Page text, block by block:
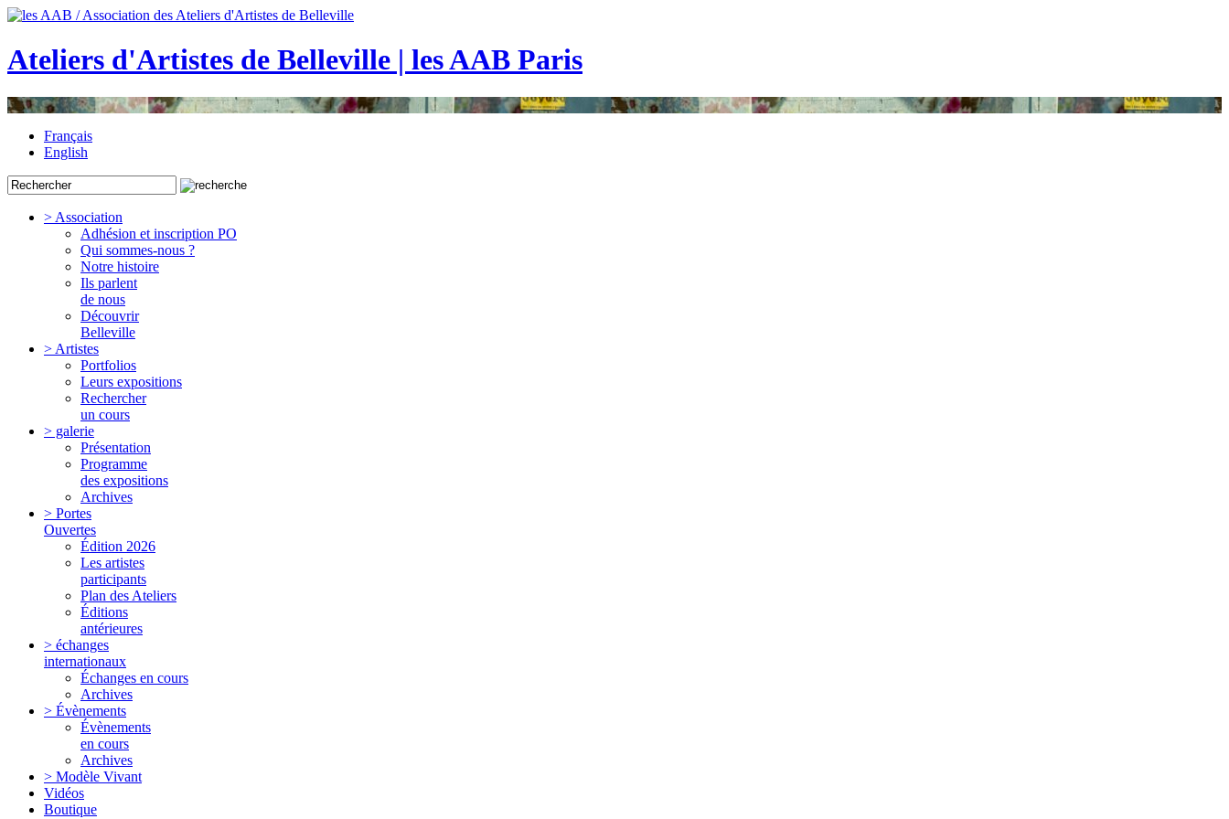
Ateliers d'Artistes de Belleville | les AAB Paris
Français
English
> Association
Adhésion et inscription PO
Qui sommes-nous ?
Notre histoire
Ils parlent
de nous
Découvrir
Belleville
> Artistes
Portfolios
Leurs expositions
Rechercher
un cours
> galerie
Présentation
Programme
des expositions
Archives
> Portes
Ouvertes
Édition 2026
Les artistes
participants
Plan des Ateliers
Éditions
antérieures
> échanges
internationaux
Échanges en cours
Archives
> Évènements
Évènements
en cours
Archives
> Modèle Vivant
Vidéos
Boutique